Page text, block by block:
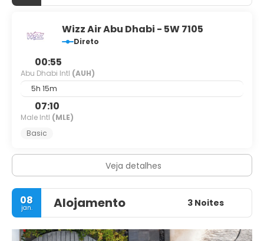
Wizz Air Abu Dhabi - 5W 7105
Direto
00:55
Abu Dhabi Intl (AUH)
5h 15m
07:10
Male Intl (MLE)
Basic
Veja detalhes
08
jan. Alojamento 3 Noites